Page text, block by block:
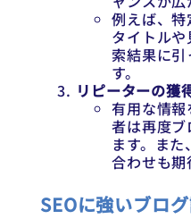
例えば、
タイトル
索結果に
す。
リピーターの獲
有用な情
者は再度
ます。ま
合わせも期
SEOに強いブロ